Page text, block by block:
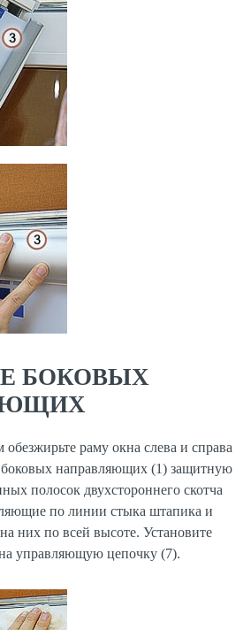
БОКОВЫХ
раму окна слева и справа
боковых направляющих (1) защитную
полосок двухстороннего скотча
по линии стыка штапика и
них по всей высоте. Установите
управляющую цепочку (7).